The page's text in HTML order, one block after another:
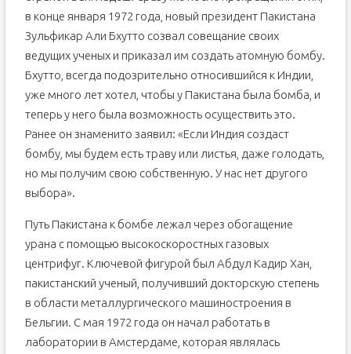
в конце января 1972 года, новый президент Пакистана
Зульфикар Али Бхутто созвал совещание своих
ведущих ученых и приказал им создать атомную бомбу.
Бхутто, всегда подозрительно относившийся к Индии,
уже много лет хотел, чтобы у Пакистана была бомба, и
теперь у него была возможность осуществить это.
Ранее он знаменито заявил: «Если Индия создаст
бомбу, мы будем есть траву или листья, даже голодать,
но мы получим свою собственную. У нас нет другого
выбора».
Путь Пакистана к бомбе лежал через обогащение
урана с помощью высокоскоростных газовых
центрифуг. Ключевой фигурой был Абдул Кадир Хан,
пакистанский ученый, получивший докторскую степень
в области металлургического машиностроения в
Бельгии. С мая 1972 года он начал работать в
лаборатории в Амстердаме, которая являлась